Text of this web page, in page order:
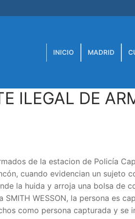
INICIO MADRID
ILEGAL DE
de la estacion de Policía
cuando evidencian un sujeto
la huida y arroja una bolsa de
WESSON, la persona es
como persona capturada y se